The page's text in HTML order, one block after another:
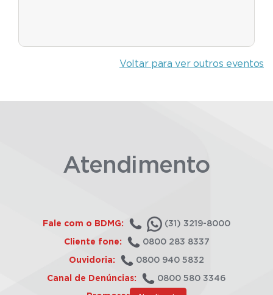
Voltar para ver outros eventos
Atendimento
Fale com o BDMG: (31) 3219-8000
Cliente fone: 0800 283 8337
Ouvidoria: 0800 940 5832
Canal de Denúncias: 0800 580 3346